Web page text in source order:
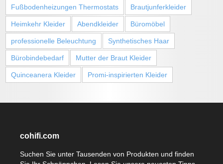
Fußbodenheizungen Thermostats Brautjunferkleider
Heimkehr Kleider Abendkleider Büromöbel
professionelle Beleuchtung Synthetisches Haar
Bürobindebedarf Mutter der Braut Kleider
Quinceanera Kleider Promi-inspirierten Kleider
cohifi.com
Suchen Sie unter Tausenden von Produkten und finden